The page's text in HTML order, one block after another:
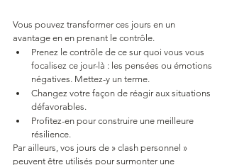
Vous pouvez transformer ces jours en un
avantage en en prenant le contrôle.
Prenez le contrôle de ce sur quoi vous vous
focalisez ce jour-là : les pensées ou émotions
négatives. Mettez-y un terme.
Changez votre façon de réagir aux situations
défavorables.
Profitez-en pour construire une meilleure
résilience.
Par ailleurs, vos jours de » clash personnel »
peuvent être utilisés pour surmonter une